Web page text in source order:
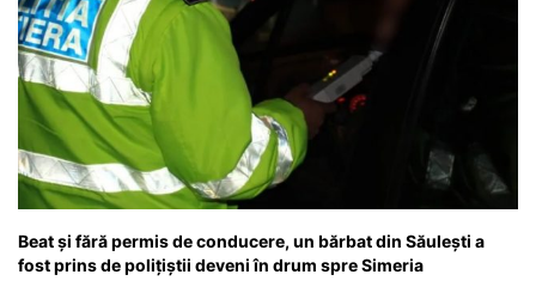
Beat și fără permis de conducere, un bărbat din Săulești a
fost prins de polițiștii deveni în drum spre Simeria